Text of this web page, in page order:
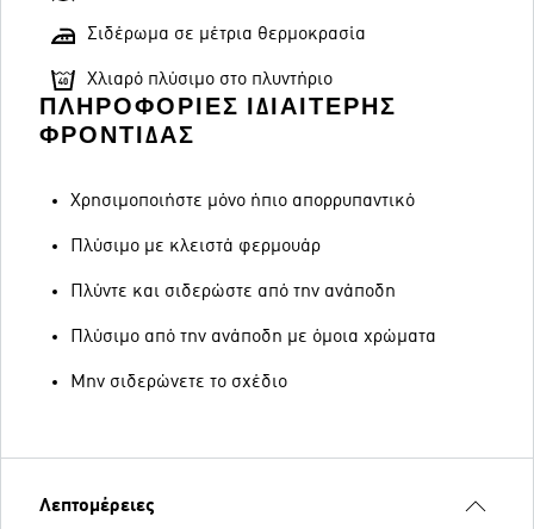
Σιδέρωμα σε μέτρια θερμοκρασία
Χλιαρό πλύσιμο στο πλυντήριο
ΠΛΗΡΟΦΟΡΊΕΣ ΙΔΙΑΊΤΕΡΗΣ
ΦΡΟΝΤΊΔΑΣ
Χρησιμοποιήστε μόνο ήπιο απορρυπαντικό
Πλύσιμο με κλειστά φερμουάρ
Πλύντε και σιδερώστε από την ανάποδη
Πλύσιμο από την ανάποδη με όμοια χρώματα
Μην σιδερώνετε το σχέδιο
Λεπτομέρειες